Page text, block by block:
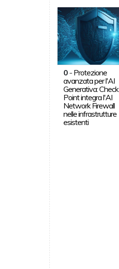
0- Protezione
avanzata per l'AI
Generativa: Check
Point integra l'AI
Network Firewall
nelle infrastrutture
esistenti